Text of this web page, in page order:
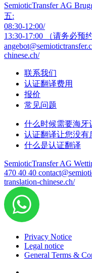
SemioticTransfer AG
五:
08:30-12:00/
13:30-17:00 （请务必预
chinese.ch/
联系我们
认证翻译费用
报价
常见问题
什么时候需要海牙
认证翻译让您没有
什么是认证翻译
SemioticTransfer AG
470 40 40
translation-chinese.ch/
Privacy Notice
Legal notice
General Terms &